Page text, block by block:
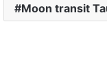
Moon transit